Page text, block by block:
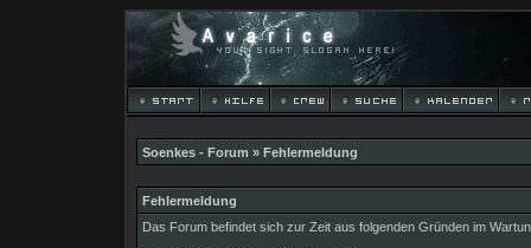
Soenkes - Forum » Fehlermeldung
Fehlermeldung
Das Forum befindet sich zur Zeit aus folgenden Gründen im